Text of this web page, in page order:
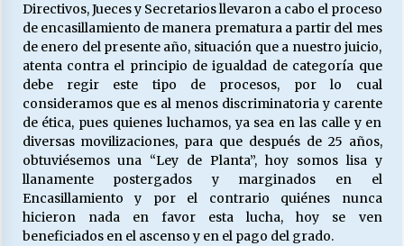
MUNICIPALIDADES, HONORARIOS, DESPIDOS
28/05/2026
Releyendo la Rerum Novarum a 135 años. “La
cuestión social hoy”.
16/05/2026
S.O.S. a los ricos, Save Our Souls (Salvar
Nuestras Almas)
30/04/2026
Directivos, Jueces y Secretarios llevaron a cabo el proceso
de encasillamiento de manera prematura a partir del mes
de enero del presente año, situación que a nuestro juicio,
atenta contra el principio de igualdad de categoría que
debe regir este tipo de procesos, por lo cual
consideramos que es al menos discriminatoria y carente
de ética, pues quienes luchamos, ya sea en las calle y en
diversas movilizaciones, para que después de 25 años,
obtuviésemos una “Ley de Planta”, hoy somos lisa y
llanamente postergados y marginados en el
Encasillamiento y por el contrario quiénes nunca
hicieron nada en favor esta lucha, hoy se ven
beneficiados en el ascenso y en el pago del grado.